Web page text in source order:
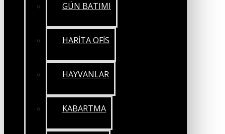
GÜN BATIMI
HARİTA OFİS
HAYVANLAR
KABARTMA